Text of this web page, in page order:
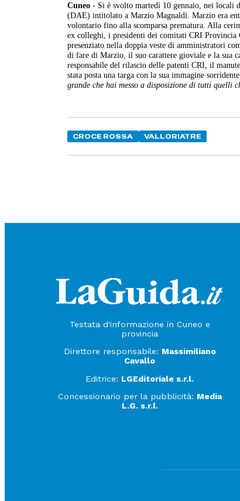
Cuneo - Si è svolto martedì 10 gennaio, nei locali
(DAE) intitolato a Marzio Magnaldi. Marzio era
volontario fino alla scomparsa prematura. Alla
ex colleghi, i presidenti dei comitati CRI Provincia
presenziato nella doppia veste di amministratori
di fare di Marzio, il suo carattere gioviale e la sua
responsabile del rilascio delle patenti CRI, il
stata posta una targa con la sua immagine
grande che hai messo a disposizione di tutti
CROCE ROSSA VALLORIATRE
Testata d'informazione in Cuneo e
provincia
Direttore responsabile: Massimiliano
Cavallo
Editrice: LGEditoriale s.r.l.
Concessionario per la pubblicità: Media
L.G. s.r.l.